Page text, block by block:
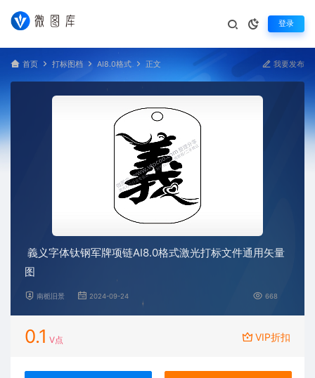
登录
首页 打标图档 AI8.0格式 正文 我要发布
義义字体钛钢军牌项链AI8.0格式激光打标文件通用矢量
图
南栀旧景 2024-09-24 668
0.1 V点 VIP折扣